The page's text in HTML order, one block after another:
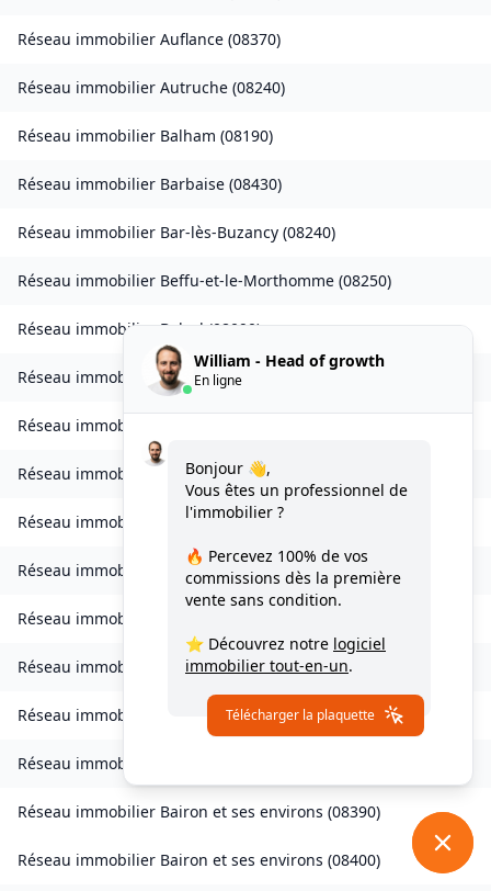
Réseau immobilier Auflance (08370)
Réseau immobilier Autruche (08240)
Réseau immobilier Balham (08190)
Réseau immobilier Barbaise (08430)
Réseau immobilier Bar-lès-Buzancy (08240)
Réseau immobilier Beffu-et-le-Morthomme (08250)
Réseau immobilierBelval(08090)
Réseau immobilierBelval-Bois-des-Dames
Réseau immobilier
Réseau immobilier Bogny-sur-Meuse
Réseau immobilier Brévilly(08140)
Réseau immobilier Bulson(08450)
Réseau immobilier
Réseau immobilier Chalandry-Elaire(08160)
Réseau immobilier Chardeny(08400)
Réseau immobilier
Réseau immobilier Bairon et ses environs (08390)
Réseau immobilier Bairon et ses environs (08400)
William - Head of growth
En ligne
Bonjour 👋,
Vous êtes un professionnel de
l'immobilier ?
🔥 Percevez 100% de vos
commissions dès la première
vente sans condition.
⭐ Découvrez notre logiciel
immobilier tout-en-un.
Télécharger la plaquette